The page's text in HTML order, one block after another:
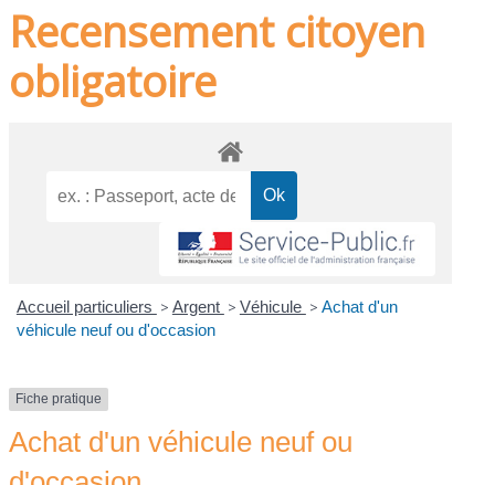
Recensement citoyen
obligatoire
Accueil particuliers > Argent > Véhicule > Achat d'un
véhicule neuf ou d'occasion
Fiche pratique
Achat d'un véhicule neuf ou